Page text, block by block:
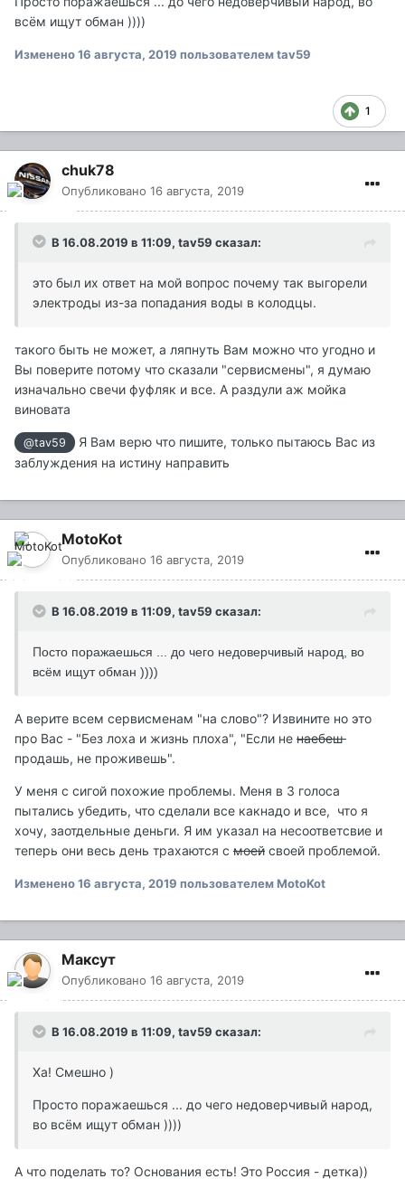
всём ищут обман ))))
Изменено16 августа, 2019 пользователем tav59
1
chuk78
Опубликовано 16 августа, 2019
В 16.08.2019 в 11:09, tav59 сказал:
это был их ответ на мой вопрос почему так выгорели
электроды из-за попадания воды в колодцы.
такого быть не может, а ляпнуть Вам можно что угодно и
Вы поверите потому что сказали "сервисмены", я думаю
изначально свечи фуфляк и все. А раздули аж мойка
виновата
@tav59
Я Вам верю что пишите, только пытаюсь Вас из
заблуждения на истину направить
MotoKot
Опубликовано 16 августа, 2019
В 16.08.2019 в 11:09, tav59 сказал:
Посто поражаешься ... до чего недоверчивый народ, во
всём ищут обман ))))
А верите всем сервисменам "на слово"? Извините но это
про Вас - "Без лоха и жизнь плоха", "Если не наебеш
продашь, не проживешь".
У меня с сигой похожие проблемы. Меня в 3 голоса
пытались убедить, что сделали все какнадо и все, что я
хочу, заотдельные деньги. Я им указал на несоответсвие и
теперь они весь день трахаются с моей своей проблемой.
Изменено16 августа, 2019 пользователем MotoKot
Максут
Опубликовано 16 августа, 2019
В 16.08.2019 в 11:09, tav59 сказал:
Ха! Смешно )
Просто поражаешься ... до чего недоверчивый народ,
во всём ищут обман ))))
А что поделать то? Основания есть! Это Россия - детка))